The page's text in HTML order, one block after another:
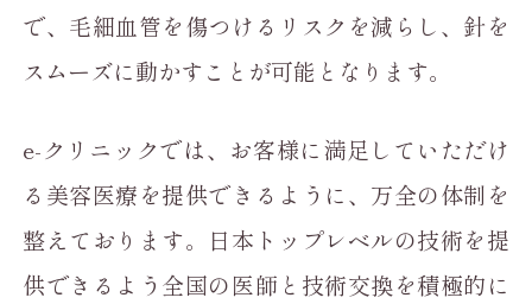
で、毛細血管を傷つけるリスクを減らし、針を
スムーズに動かすことが可能となります。
e-クリニックでは、お客様に満足していただけ
る美容医療を提供できるように、万全の体制を
整えております。日本トップレベルの技術を提
供できるよう全国の医師と技術交換を積極的に